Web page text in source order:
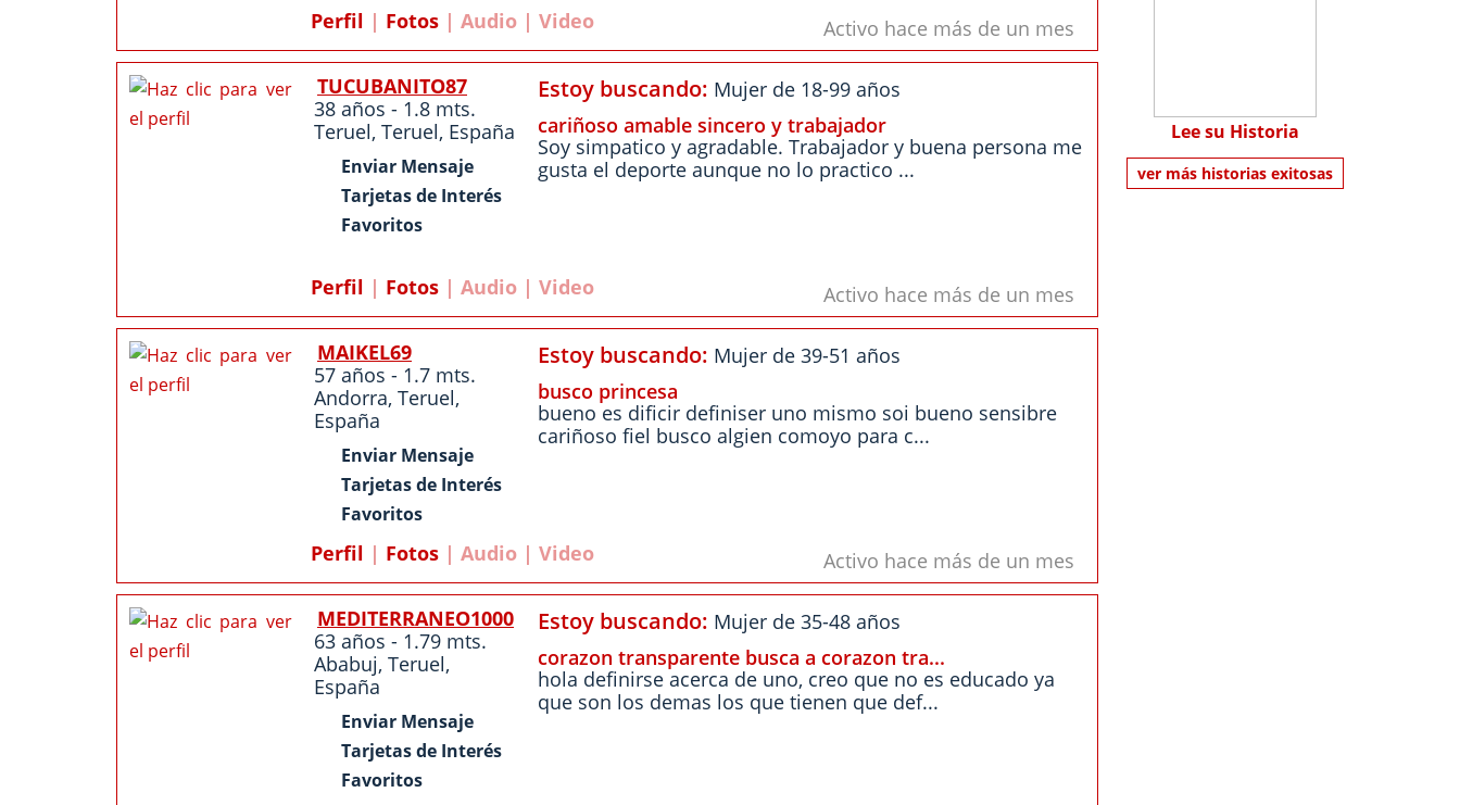
Perfil | Fotos | Audio | Video Activo hace más de un mes
TUCUBANITO87
38 años - 1.8 mts.
Teruel, Teruel, España
Enviar Mensaje
Tarjetas de Interés
Favoritos
Estoy buscando: Mujer de 18-99 años
cariñoso amable sincero y trabajador
Soy simpatico y agradable. Trabajador y buena persona me
gusta el deporte aunque no lo practico ...
Perfil | Fotos | Audio | Video Activo hace más de un mes
MAIKEL69
57 años - 1.7 mts.
Andorra, Teruel,
España
Enviar Mensaje
Tarjetas de Interés
Favoritos
Estoy buscando: Mujer de 39-51 años
busco princesa
bueno es dificir definiser uno mismo soi bueno sensibre
cariñoso fiel busco algien comoyo para c...
Perfil | Fotos | Audio | Video Activo hace más de un mes
MEDITERRANEO1000
63 años - 1.79 mts.
Ababuj, Teruel,
España
Enviar Mensaje
Tarjetas de Interés
Favoritos
Estoy buscando: Mujer de 35-48 años
corazon transparente busca a corazon tra...
hola definirse acerca de uno, creo que no es educado ya
que son los demas los que tienen que def...
Lee su Historia
ver más historias exitosas